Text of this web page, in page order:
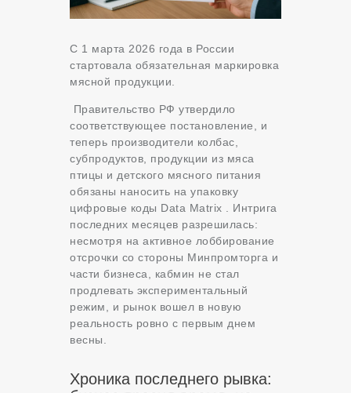
С 1 марта 2026 года в России
стартовала обязательная маркировка
мясной продукции.
Правительство РФ утвердило
соответствующее постановление, и
теперь производители колбас,
субпродуктов, продукции из мяса
птицы и детского мясного питания
обязаны наносить на упаковку
цифровые коды Data Matrix . Интрига
последних месяцев разрешилась:
несмотря на активное лоббирование
отсрочки со стороны Минпромторга и
части бизнеса, кабмин не стал
продлевать экспериментальный
режим, и рынок вошел в новую
реальность ровно с первым днем
весны.
Хроника последнего рывка: